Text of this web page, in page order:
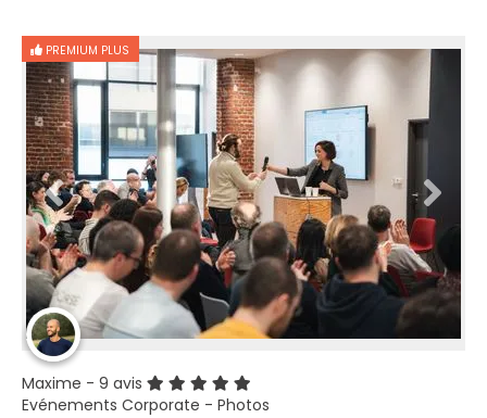
PREMIUM PLUS
Maxime - 9 avis
Evénements Corporate - Photos